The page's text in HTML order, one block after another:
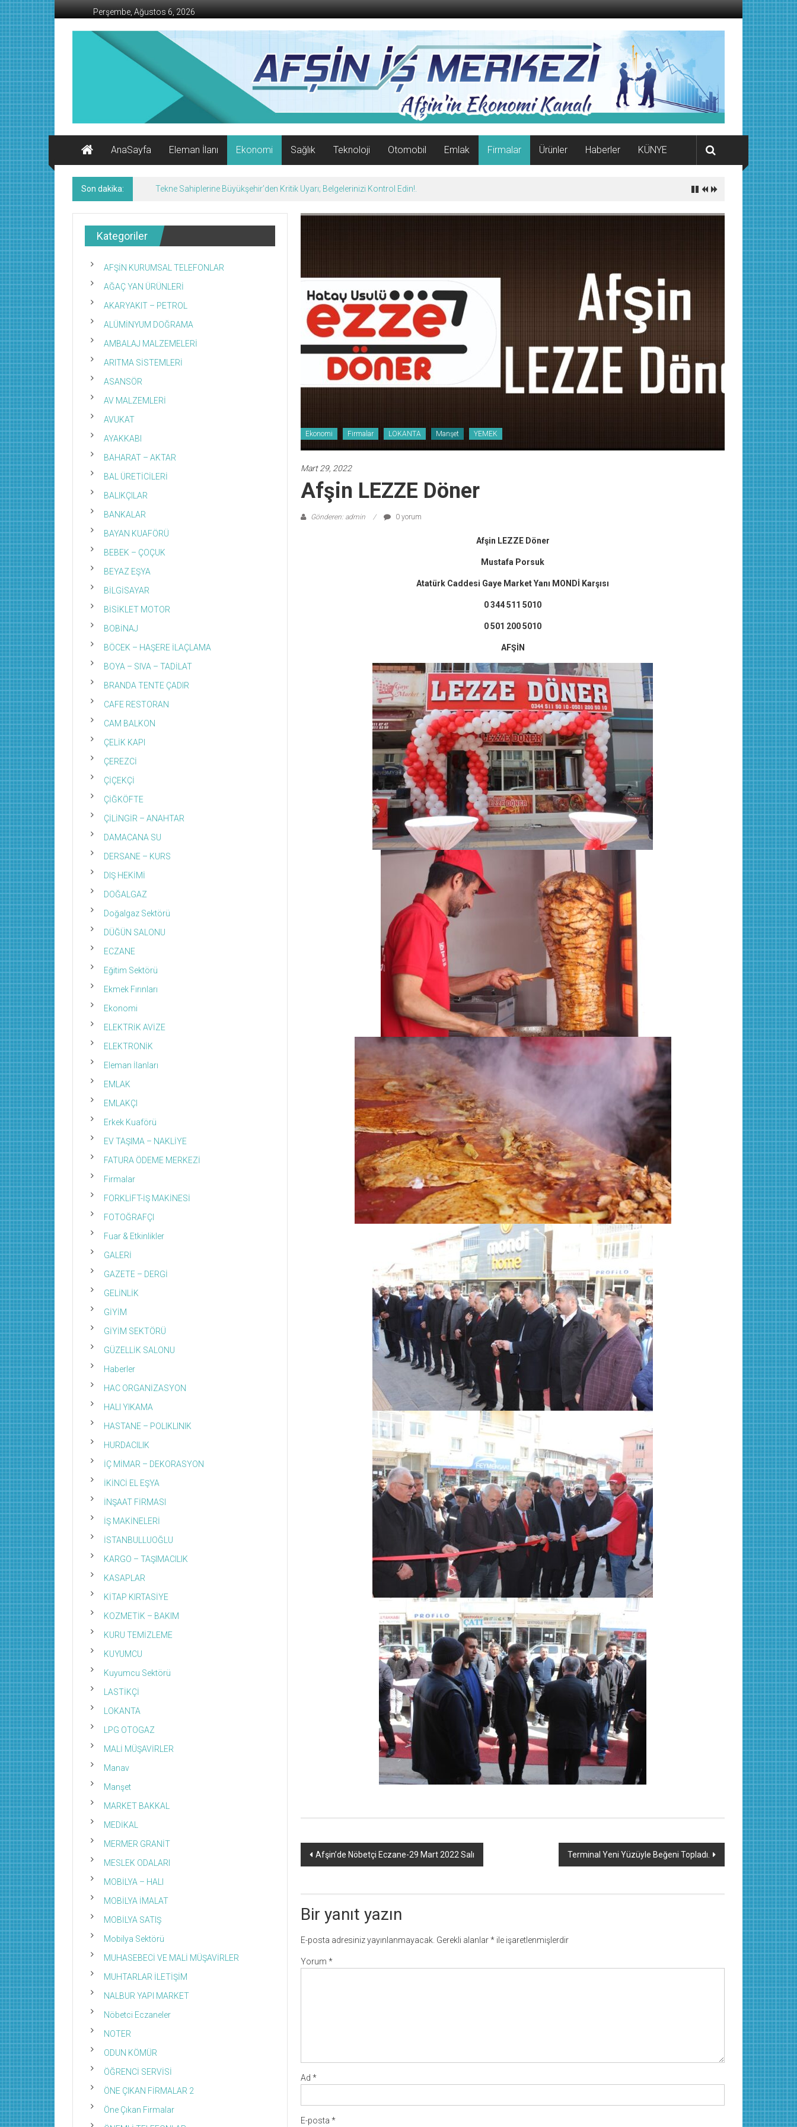
İçeriğe
geç
Perşembe, Ağustos 6, 2026
AFŞİN
Ekonomi
Kanalı
AnaSayfa
Eleman İlanı Ekonomi Sağlık Teknoloji Otomobil Emlak Firmalar Ürünler Haberler KÜNYE
Son dakika: Geleneksel Ağustos Fuarı Esnafın Yüzünü Güldürdü.
Ekonomi Firmalar LOKANTA Manşet YEMEK
Mart 29, 2022
Afşin LEZZE Döner
Gönderen: admin 0 yorum
Afşin LEZZE Döner
Mustafa Porsuk
Atatürk Caddesi Gaye Market Yanı MONDİ Karşısı
0 344 511 5010
0 501 200 5010
AFŞİN
Yazı
Afşin’de Nöbetçi Eczane-29 Mart 2022 Salı Terminal Yeni Yüzüyle Beğeni Topladı.
Bir yanıt yazın
E-posta adresiniz yayınlanmayacak. Gerekli alanlar* ile işaretlenmişlerdir
Yorum *
Ad *
E-posta *
Kategoriler
AFŞİN KURUMSAL TELEFONLAR
AĞAÇ YAN ÜRÜNLERİ
AKARYAKIT – PETROL
ALÜMİNYUM DOĞRAMA
AMBALAJ MALZEMELERİ
ARITMA SİSTEMLERİ
ASANSÖR
AV MALZEMLERİ
AVUKAT
AYAKKABI
BAHARAT – AKTAR
BAL ÜRETİCİLERİ
BALIKÇILAR
BANKALAR
BAYAN KUAFÖRÜ
BEBEK – ÇOÇUK
BEYAZ EŞYA
BİLGİSAYAR
BİSİKLET MOTOR
BOBİNAJ
BÖCEK – HAŞERE İLAÇLAMA
BOYA – SIVA – TADİLAT
BRANDA TENTE ÇADIR
CAFE RESTORAN
CAM BALKON
ÇELİK KAPI
ÇEREZCİ
ÇİÇEKÇİ
ÇİĞKÖFTE
ÇİLİNGİR – ANAHTAR
DAMACANA SU
DERSANE – KURS
DIŞ HEKİMİ
DOĞALGAZ
Doğalgaz Sektörü
DÜĞÜN SALONU
ECZANE
Eğitim Sektörü
Ekmek Fırınları
Ekonomi
ELEKTRİK AVİZE
ELEKTRONİK
Eleman İlanları
EMLAK
EMLAKÇI
Erkek Kuaförü
EV TAŞIMA – NAKLİYE
FATURA ÖDEME MERKEZİ
Firmalar
FORKLİFT-İŞ MAKİNESİ
FOTOĞRAFÇI
Fuar & Etkinlikler
GALERİ
GAZETE – DERGİ
GELİNLİK
GİYİM
GİYİM SEKTÖRÜ
GÜZELLİK SALONU
Haberler
HAC ORGANİZASYON
HALI YIKAMA
HASTANE – POLIKLINIK
HURDACILIK
İÇ MİMAR – DEKORASYON
İKİNCİ EL EŞYA
İNŞAAT FİRMASI
İŞ MAKİNELERİ
İSTANBULLUOĞLU
KARGO – TAŞIMACILIK
KASAPLAR
KİTAP KIRTASİYE
KOZMETİK – BAKIM
KURU TEMİZLEME
KUYUMCU
Kuyumcu Sektörü
LASTİKÇİ
LOKANTA
LPG OTOGAZ
MALİ MÜŞAVİRLER
Manav
Manşet
MARKET BAKKAL
MEDİKAL
MERMER GRANİT
MESLEK ODALARI
MOBİLYA – HALI
MOBİLYA İMALAT
MOBİLYA SATIŞ
Mobilya Sektörü
MUHASEBECİ VE MALİ MÜŞAVİRLER
MUHTARLAR İLETİŞİM
NALBUR YAPI MARKET
Nöbetci Eczaneler
NOTER
ODUN KÖMÜR
ÖĞRENCİ SERVİSİ
ÖNE ÇIKAN FİRMALAR 2
Öne Çıkan Firmalar